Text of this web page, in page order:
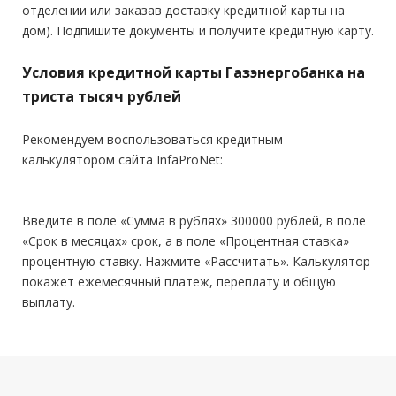
Общий трудовой стаж:
—
отделении или заказав доставку кредитной карты на
дом). Подпишите документы и получите кредитную карту.
Условия кредитной карты Газэнергобанка на
триста тысяч рублей
Рекомендуем воспользоваться кредитным
калькулятором сайта InfaProNet:
Введите в поле «Сумма в рублях» 300000 рублей, в поле
«Срок в месяцах» срок, а в поле «Процентная ставка»
процентную ставку. Нажмите «Рассчитать». Калькулятор
покажет ежемесячный платеж, переплату и общую
выплату.